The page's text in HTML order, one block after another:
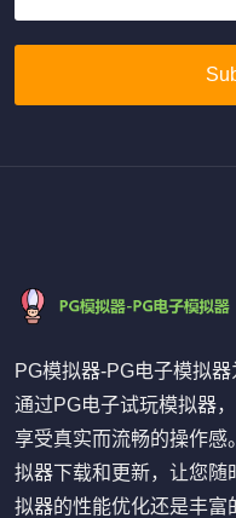
PG模拟器-PG电子模拟
通过PG电子试玩模拟器
享受真实而流畅的操作感
拟器下载和更新，让您随
拟器的性能优化还是丰富